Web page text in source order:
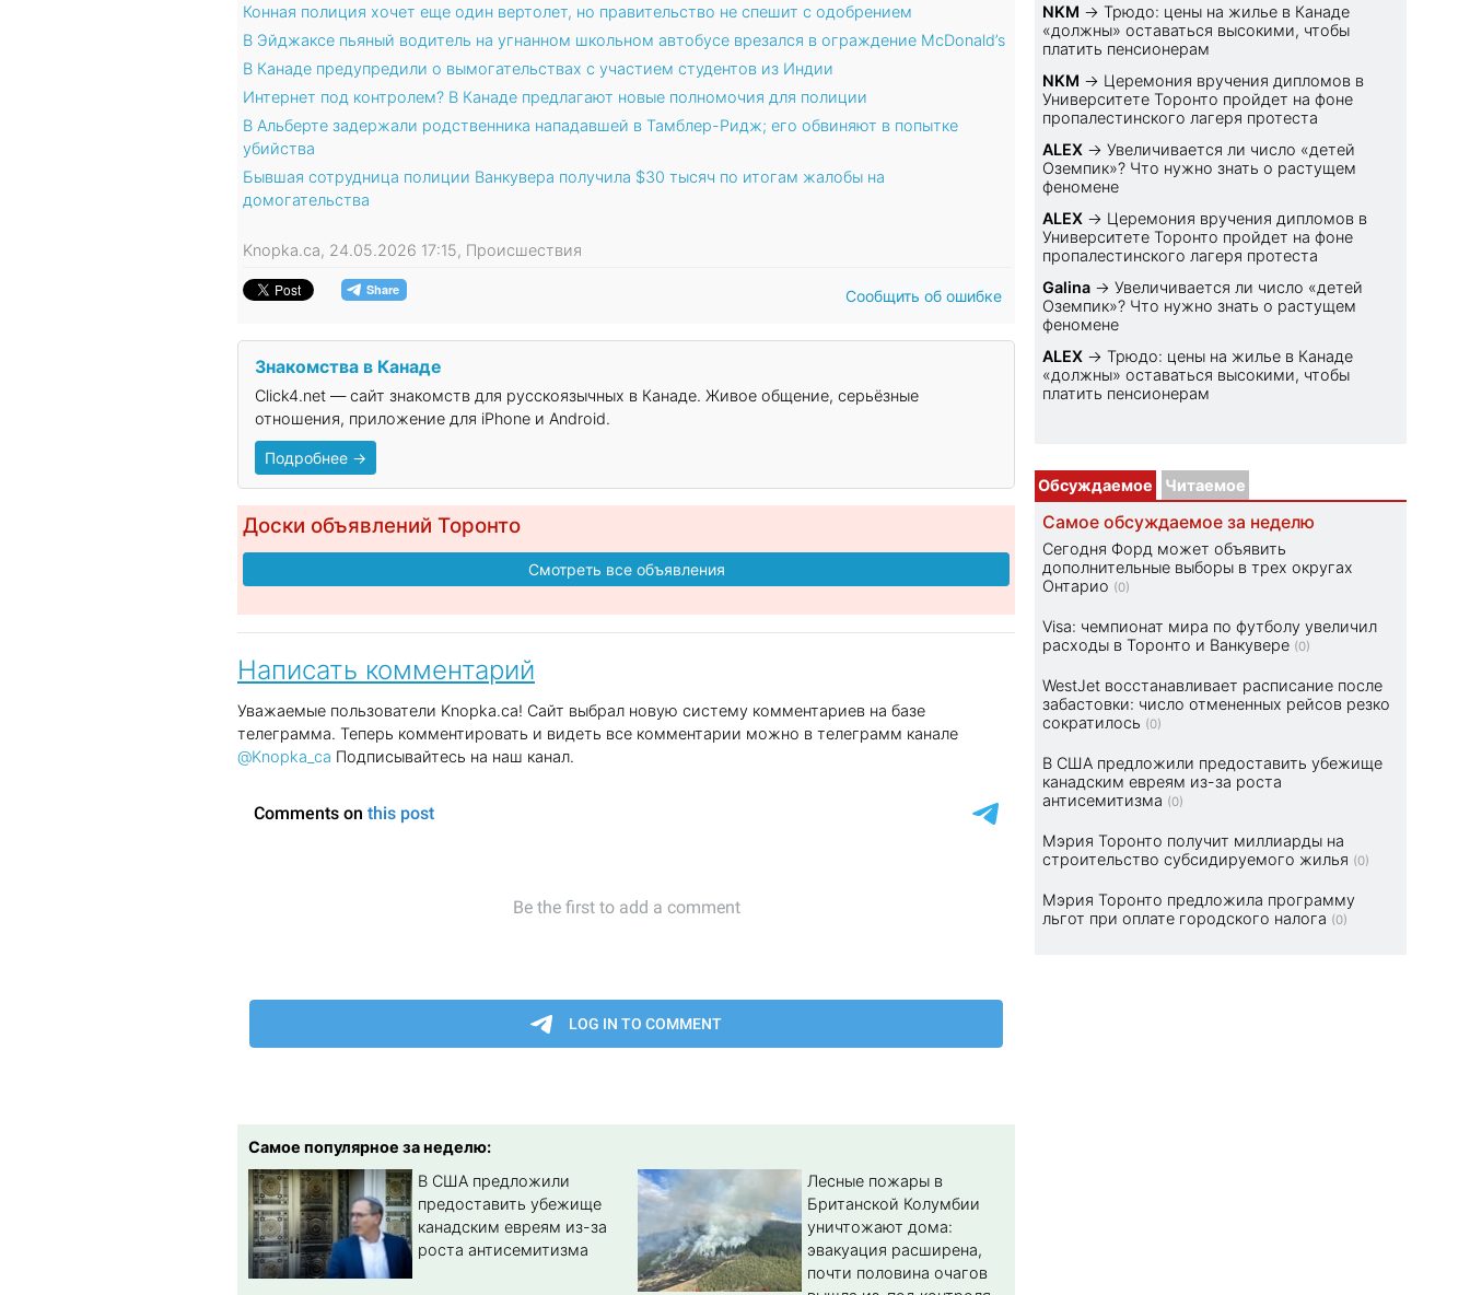
Конная полиция хочет еще один вертолет, но правительство не спешит с одобрением
В Эйджаксе пьяный водитель на угнанном школьном автобусе врезался в ограждение McDonald’s
В Канаде предупредили о вымогательствах с участием студентов из Индии
Интернет под контролем? В Канаде предлагают новые полномочия для полиции
В Альберте задержали родственника нападавшей в Тамблер-Ридж; его обвиняют в попытке
убийства
Бывшая сотрудница полиции Ванкувера получила $30 тысяч по итогам жалобы на
домогательства
Knopka.ca, 24.05.2026 17:15, Происшествия
Сообщить об ошибке
Знакомства в Канаде
Click4.net — сайт знакомств для русскоязычных в Канаде. Живое общение, серьёзные
отношения, приложение для iPhone и Android.
Подробнее →
Доски объявлений Торонто
Смотреть все объявления
Написать комментарий
Уважаемые пользователи Knopka.ca! Сайт выбрал новую систему комментариев на базе
телеграмма. Теперь комментировать и видеть все комментарии можно в телеграмм канале
@Knopka_ca Подписывайтесь на наш канал.
Самое популярное за неделю:
В США предложили
предоставить убежище
канадским евреям из-за
роста антисемитизма
Лесные пожары в
Британской Колумбии
уничтожают дома:
эвакуация расширена,
почти половина очагов
NKM →Трюдо: цены на жилье в Канаде
«должны» оставаться высокими, чтобы
платить пенсионерам
NKM → Церемония вручения дипломов в
Университете Торонто пройдет на фоне
пропалестинского лагеря протеста
ALEX →Увеличивается ли число «детей
Оземпик»? Что нужно знать о растущем
феномене
ALEX → Церемония вручения дипломов в
Университете Торонто пройдет на фоне
пропалестинского лагеря протеста
Galina →Увеличивается ли число «детей
Оземпик»? Что нужно знать о растущем
феномене
ALEX →Трюдо: цены на жилье в Канаде
«должны» оставаться высокими, чтобы
платить пенсионерам
Обсуждаемое Читаемое
Самое обсуждаемое за неделю
Сегодня Форд может объявить
дополнительные выборы в трех округах
Онтарио (0)
Visa: чемпионат мира по футболу увеличил
расходы в Торонто и Ванкувере (0)
WestJet восстанавливает расписание после
забастовки: число отмененных рейсов резко
сократилось (0)
В США предложили предоставить убежище
канадским евреям из-за роста
антисемитизма (0)
Мэрия Торонто получит миллиарды на
строительство субсидируемого жилья (0)
Мэрия Торонто предложила программу
льгот при оплате городского налога (0)